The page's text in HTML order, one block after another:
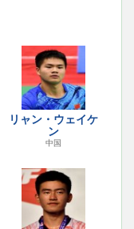
リャン・ウェイケ
ン
中国